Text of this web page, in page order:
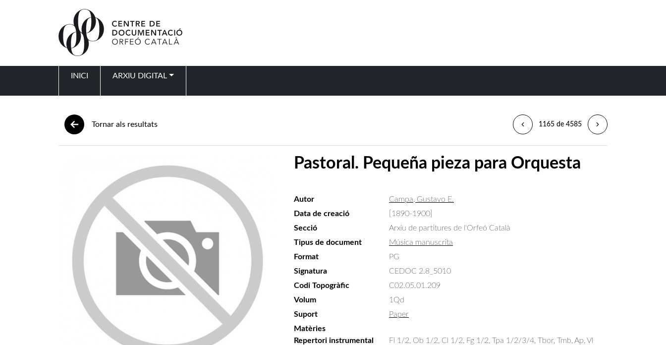
INICI ARXIU DIGITAL
Tornar als resultats 1165 de 4585
Pastoral. Pequeña pieza para Orquesta
Autor
Campa, Gustavo E.
Data de creació
[1890-1900]
Secció
Arxiu de partitures de l'Orfeó Català
Tipus de document
Música manuscrita
Format
PG
Signatura
CEDOC 2.8_5010
Codi Topogràfic
C02.05.01.209
Volum
1Qd
Suport
Paper
Matèries
Repertori instrumental
Fl 1/2, Ob 1/2, Cl 1/2, Fg 1/2, Tpa 1/2/3/4, Tbor, Tmb, Ap, Vl